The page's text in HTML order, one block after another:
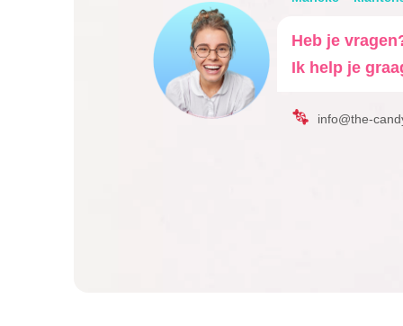
Heb je
Ik help je
info@the-